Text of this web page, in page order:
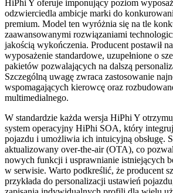
HiPhi Y oferuje imponujący poziom
odzwierciedla ambicje marki do
premium. Model ten wyróżnia się na tle
zaawansowanymi rozwiązaniami
jakością wykończenia. Producent postawił
wyposażenie standardowe, uzupełnione o
pakietów pozwalających na dalszą
Szczególną uwagę zwraca zastosowanie
wspomagających kierowcę oraz
multimedialnego.
W standardzie każda wersja HiPhi Y
system operacyjny HiPhi SOA, który
pojazdu i umożliwia ich intuicyjną obsługę.
aktualizowany over-the-air (OTA), co
nowych funkcji i usprawnianie istniejących
w serwisie. Warto podkreślić, że producent
przykłada do personalizacji ustawień